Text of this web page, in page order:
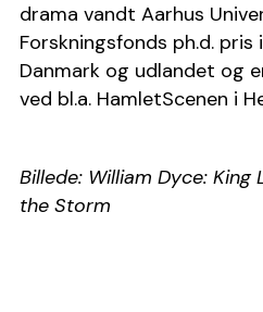
drama vandt Aarhus
Forskningsfonds ph.d. pris
Danmark og udlandet og
ved bl.a. HamletScenen i
Billede: William Dyce:
the Storm